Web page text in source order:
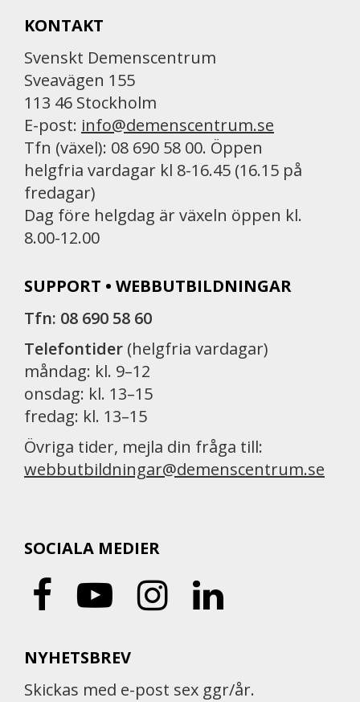
o
k
KONTAKT
Svenskt Demenscentrum
Sveavägen 155
113 46 Stockholm
E-post: info@demenscentrum.se
Tfn (växel): 08 690 58 00. Öppen
helgfria vardagar kl 8-16.45 (16.15 på
fredagar)
Dag före helgdag är växeln öppen kl.
8.00-12.00
SUPPORT • WEBBUTBILDNINGAR
Tfn: 08 690 58 60
Telefontider (helgfria vardagar)
måndag: kl. 9–12
onsdag: kl. 13–15
fredag: kl. 13–15
Övriga tider, mejla din fråga till:
webbutbildningar@demenscentrum.se
SOCIALA MEDIER
NYHETSBREV
Skickas med e-post sex ggr/år.